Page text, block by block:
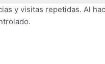
y visitas repetidas. Al